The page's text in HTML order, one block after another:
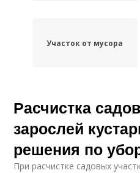
Участок от мусора
Участок от пней
Расчистка
зарослей
решения по
При расчистке садовых